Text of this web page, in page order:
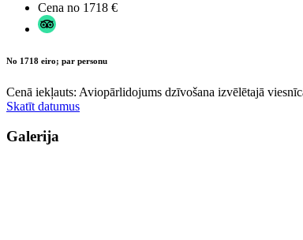
Cena no 1718 €
No 1718 eiro; par personu
Cenā iekļauts: Aviopārlidojums dzīvošana izvēlētajā
Skatīt datumus
Galerija